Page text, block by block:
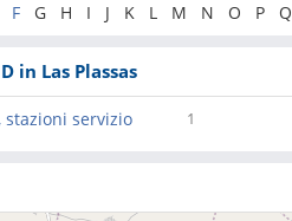
F G H I J K L M N O P Q
in Las Plassas
1
servizio